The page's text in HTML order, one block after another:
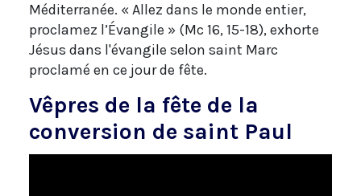
Méditerranée. « Allez dans le monde entier,
proclamez l’Évangile » (Mc 16, 15-18), exhorte
Jésus dans l'évangile selon saint Marc
proclamé en ce jour de fête.
Vêpres de la fête de la
conversion de saint Paul